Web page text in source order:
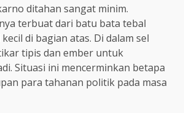
ditahan sangat minim.
terbuat dari batu bata tebal
di bagian atas. Di dalam sel
tipis dan ember untuk
Situasi ini mencerminkan betapa
para tahanan politik pada masa